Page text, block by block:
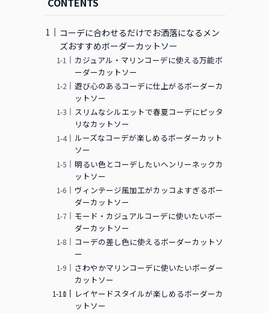
コーデに合わせるだけでお洒落になるメン
ズおすすめボーダーカットソー
カジュアル・マリンコーデに使える万能ボ
ーダーカットソー
遊び心のあるコーデに仕上がるボーダーカ
ットソー
スリムなシルエットで春夏コーデにピッタ
リなカットソー
ルーズなコーデが楽しめるボーダーカット
ソー
明るい色とコーデしたいヘンリーネックカ
ットソー
ヴィンテージ風加工がカッコよすぎるボー
ダーカットソー
モード・カジュアルコーデに使いたいボー
ダーカットソー
コーデの差し色に使えるボーダーカットソ
ー
さわやかマリンコーデに使いたいボーダー
カットソー
レイヤードスタイルが楽しめるボーダーカ
ットソー